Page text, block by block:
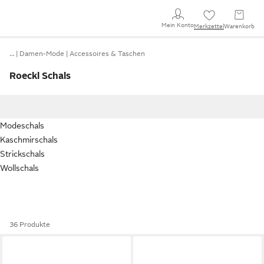
Mein KontoMerkzettel Warenkorb
… Damen-Mode Accessoires & Taschen
Roeckl Schals
Modeschals
Kaschmirschals
Strickschals
Wollschals
36 Produkte